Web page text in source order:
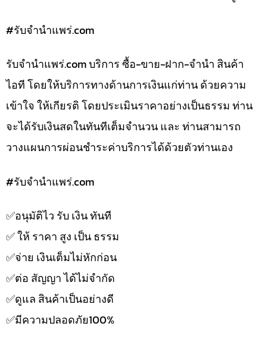
#รับจํานําแพร่.com
รับจํานําแพร่.com บริการ ซื้อ-ขาย-ฝาก-จำนำ สินค้า
ไอที โดยให้บริการทางด้านการเงินแก่ท่าน ด้วยความ
เข้าใจ ให้เกียรติ โดยประเมินราคาอย่างเป็นธรรม ท่าน
จะได้รับเงินสดในทันทีเต็มจำนวน และ ท่านสามารถ
วางแผนการผ่อนชำระค่าบริการได้ด้วยตัวท่านเอง
#รับจํานําแพร่.com
✅️อนุมัติไว รับ เงิน ทันที
✅️ ให้ ราคา สูง เป็น ธรรม
✅️จ่าย เงินเต็มไม่หักก่อน
✅️ต่อ สัญญา ได้ไม่จำกัด
✅️ดูแล สินค้าเป็นอย่างดี
✅️มีความปลอดภัย100%